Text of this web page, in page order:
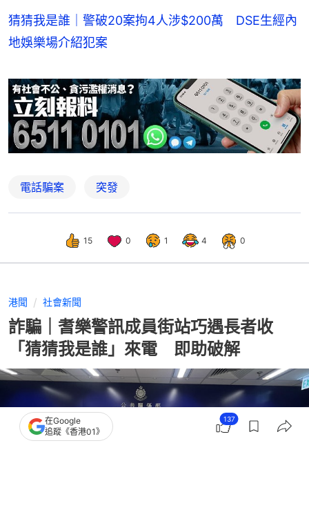
猜猜我是誰｜警破20案拘4人涉$200萬 DSE生經內
地娛樂場介紹犯案
電話騙案 突發
15 0 1 4 0
港聞 社會新聞
詐騙｜耆樂警訊成員街站巧遇長者收
「猜猜我是誰」來電 即助破解
在Google
追蹤《香港01》
137